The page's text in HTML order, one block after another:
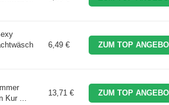
6,49 € ZUM TOP
Kur ...
13,71 € ZUM TOP